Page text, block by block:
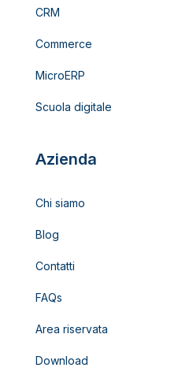
CRM
Commerce
MicroERP
Scuola digitale
Azienda
Chi siamo
Blog
Contatti
FAQs
Area riservata
Download